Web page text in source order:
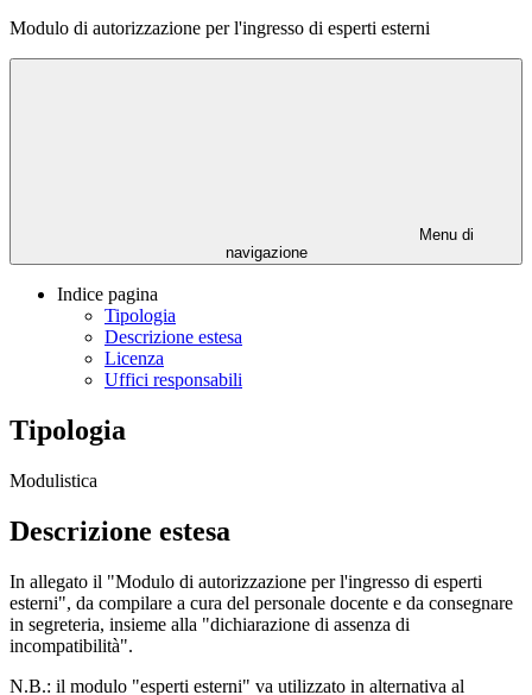
Modulo di autorizzazione per l'ingresso di esperti esterni
Menu di
navigazione
Indice pagina
Tipologia
Descrizione estesa
Licenza
Uffici responsabili
Tipologia
Modulistica
Descrizione estesa
In allegato il "Modulo di autorizzazione per l'ingresso di esperti
esterni", da compilare a cura del personale docente e da consegnare
in segreteria, insieme alla "dichiarazione di assenza di
incompatibilità".
N.B.: il modulo "esperti esterni" va utilizzato in alternativa al